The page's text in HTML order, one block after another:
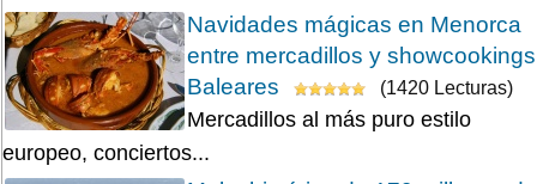
Navidades mágicas en Menorca
entre mercadillos y
Baleares
(1420 Lecturas)
Mercadillos al más puro estilo
europeo, conciertos...